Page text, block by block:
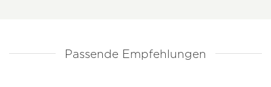
Passende Empfehlungen